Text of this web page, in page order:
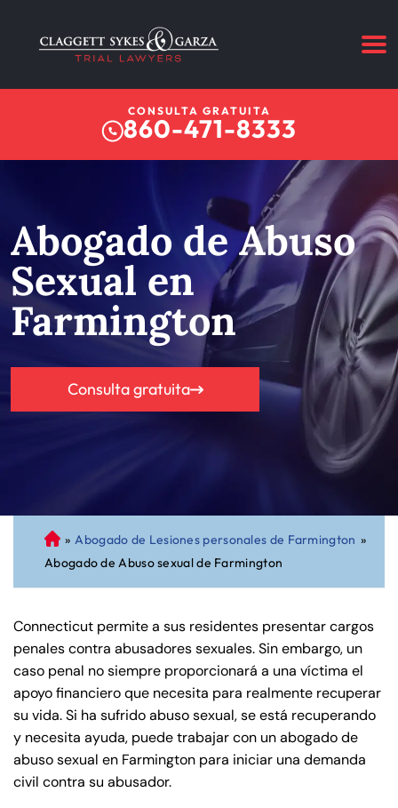
CONSULTA GRATUITA
860-471-8333
Abogado de Abuso
Sexual en
Farmington
Consulta gratuita
A
bo
ga
de
Pe
rs
on
al
Inj
ur
y
» Abogado de Lesiones personales de Farmington »
Abogado de Abuso sexual de Farmington
Connecticut permite a sus residentes presentar cargos
penales contra abusadores sexuales. Sin embargo, un
caso penal no siempre proporcionará a una víctima el
apoyo financiero que necesita para realmente recuperar
su vida. Si ha sufrido abuso sexual, se está recuperando
y necesita ayuda, puede trabajar con un abogado de
abuso sexual en Farmington para iniciar una demanda
civil contra su abusador.